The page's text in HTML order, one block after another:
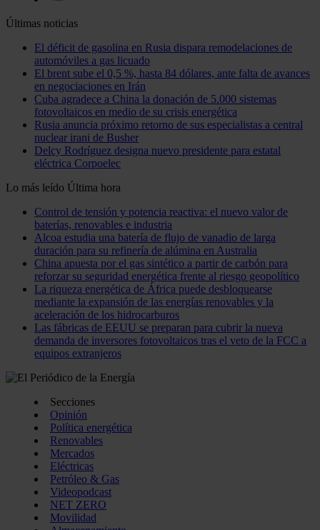
Últimas noticias
El déficit de gasolina en Rusia dispara remodelaciones de
automóviles a gas licuado
El brent sube el 0,5 %, hasta 84 dólares, ante falta de avances
en negociaciones en Irán
Cuba agradece a China la donación de 5.000 sistemas
fotovoltaicos en medio de su crisis energética
Rusia anuncia próximo retorno de sus especialistas a central
nuclear irani de Busher
Delcy Rodríguez designa nuevo presidente para estatal
eléctrica Corpoelec
Lo más leído Última hora
Control de tensión y potencia reactiva: el nuevo valor de
baterías, renovables e industria
Alcoa estudia una batería de flujo de vanadio de larga
duración para su refinería de alúmina en Australia
China apuesta por el gas sintético a partir de carbón para
reforzar su seguridad energética frente al riesgo geopolítico
La riqueza energética de África puede desbloquearse
mediante la expansión de las energías renovables y la
aceleración de los hidrocarburos
Las fábricas de EEUU se preparan para cubrir la nueva
demanda de inversores fotovoltaicos tras el veto de la FCC a
equipos extranjeros
Secciones
Opinión
Política energética
Renovables
Mercados
Eléctricas
Petróleo & Gas
Videopodcast
NET ZERO
Movilidad